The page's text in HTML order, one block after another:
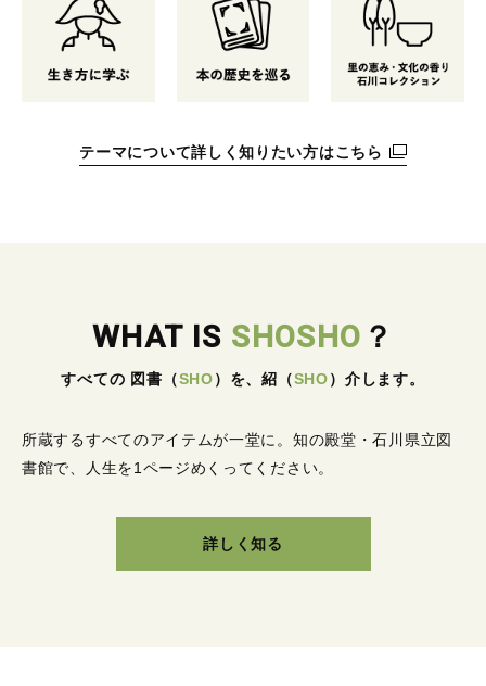
テーマについて詳しく知りたい方はこちら
WHAT IS SHOSHO ？
すべての 図書 （SHO） を、紹 （SHO） 介します。
所蔵するすべてのアイテムが一堂に。 知の殿堂・石川県立図
書館で、人生を1ページめくってください。
詳しく知る